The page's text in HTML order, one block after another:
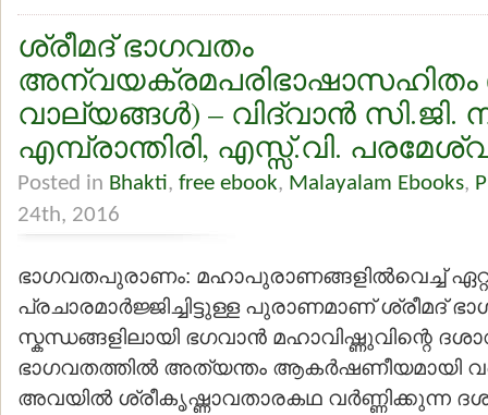
ശ്രീമദ് ഭാഗവതം
അന്വയക്രമപരിഭാഷാസഹിതം
വാല്യങ്ങള്‍) – വിദ്വാന്‍
എമ്പ്രാന്തിരി, എസ്സ്.വി.
Posted in Bhakti, free ebook, Malayalam Ebooks,
24th, 2016
ഭാഗവതപുരാണം: മഹാപുരാണങ്ങളില്‍വെച്ച്
പ്രചാരമാര്‍ജ്ജിച്ചിട്ടുള്ള പുരാണമാണ് ശ്രീമദ്
സ്കന്ധങ്ങളിലായി ഭഗവാന്‍ മഹാവിഷ്ണുവിന്റെ
ഭാഗവതത്തില്‍ അത്യന്തം ആകര്‍ഷണീയമായി
അവയില്‍ ശ്രീകൃഷ്ണാവതാരകഥ വര്‍ണ്ണിക്കുന്ന